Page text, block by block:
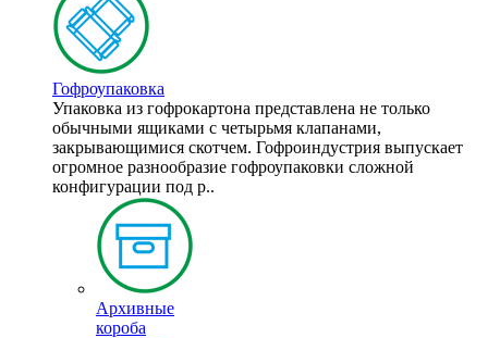
Гофроупаковка
Упаковка из гофрокартона представлена не только
обычными ящиками с четырьмя клапанами,
закрывающимися скотчем. Гофроиндустрия выпускает
огромное разнообразие гофроупаковки сложной
конфигурации под р..
Архивные
короба